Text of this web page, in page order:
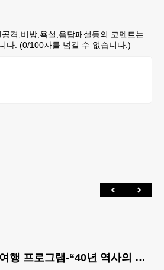
격,비방,욕설,음담패설등의 코멘트는
다. (0/100자를 넘길 수 없습니다.)
■ 화제의 여행 프로그램-“40년 역사의 신뢰… 서유럽 8개국 13일 대장정”